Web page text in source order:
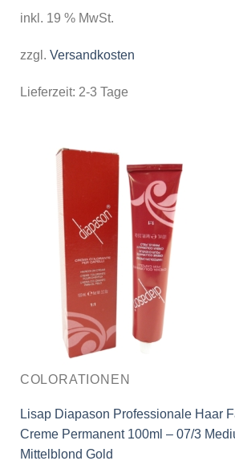
inkl. 19 % MwSt.
zzgl. Versandkosten
Lieferzeit: 2-3 Tage
COLORATIONEN
Lisap Diapason Professionale Haar
Creme Permanent 100ml – 07/3
Mittelblond Gold